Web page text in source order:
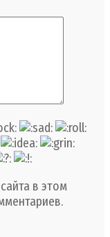
в этом